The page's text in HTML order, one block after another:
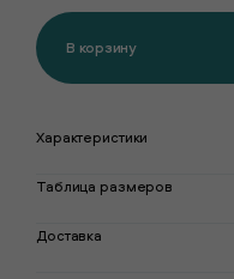
В корзину
Характеристики
Таблица размеров
Доставка